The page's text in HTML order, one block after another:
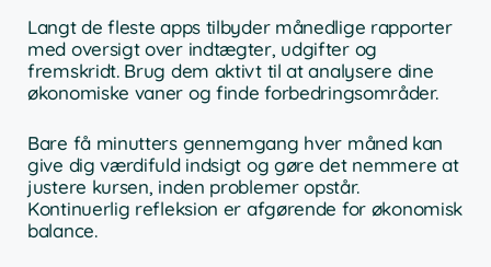
Langt de fleste apps tilbyder månedlige rapporter
med oversigt over indtægter, udgifter og
fremskridt. Brug dem aktivt til at analysere dine
økonomiske vaner og finde forbedringsområder.
Bare få minutters gennemgang hver måned kan
give dig værdifuld indsigt og gøre det nemmere at
justere kursen, inden problemer opstår.
Kontinuerlig refleksion er afgørende for økonomisk
balance.